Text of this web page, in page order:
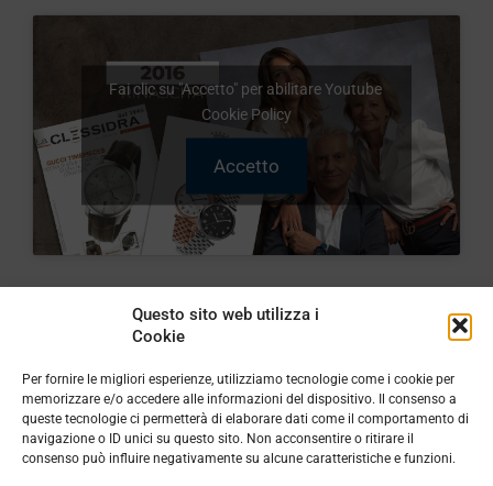
Questo sito web utilizza i
Cookie
Per fornire le migliori esperienze, utilizziamo tecnologie come i cookie per
memorizzare e/o accedere alle informazioni del dispositivo. Il consenso a
queste tecnologie ci permetterà di elaborare dati come il comportamento di
navigazione o ID unici su questo sito. Non acconsentire o ritirare il
consenso può influire negativamente su alcune caratteristiche e funzioni.
Fai clic su "Accetto" per abilitare Youtube
Cookie Policy
Accetto
CONCESSIONARIUFFICIALI
Scopri di più